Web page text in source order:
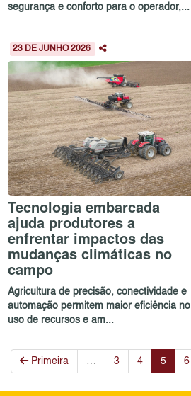
segurança e conforto para o operador,...
23 DE JUNHO 2026
Tecnologia embarcada
ajuda produtores a
enfrentar impactos das
mudanças climáticas no
campo
Agricultura de precisão, conectividade e
automação permitem maior eficiência no
uso de recursos e am...
Primeira … 3 4 5 6